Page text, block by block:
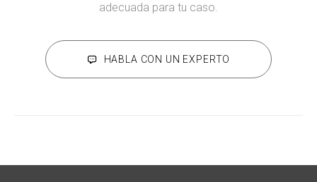
adecuada para tu caso.
HABLA CON UN EXPERTO